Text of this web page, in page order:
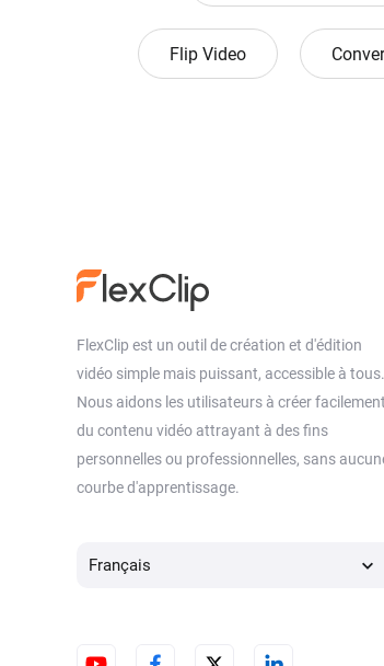
Flip Video
FlexClip est un outil de création et d'édition
vidéo simple mais puissant, accessible à tous.
Nous aidons les utilisateurs à créer facilement
du contenu vidéo attrayant à des fins
personnelles ou professionnelles, sans
courbe d'apprentissage.
Français